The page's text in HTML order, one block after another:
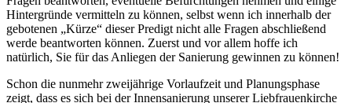
Hintergründe vermitteln zu können, selbst wenn ich innerhalb der
gebotenen „Kürze“ dieser Predigt nicht alle Fragen abschließend
werde beantworten können. Zuerst und vor allem hoffe ich
natürlich, Sie für das Anliegen der Sanierung gewinnen zu können!
Schon die nunmehr zweijährige Vorlaufzeit und Planungsphase
zeigt, dass es sich bei der Innensanierung unserer Liebfrauenkirche